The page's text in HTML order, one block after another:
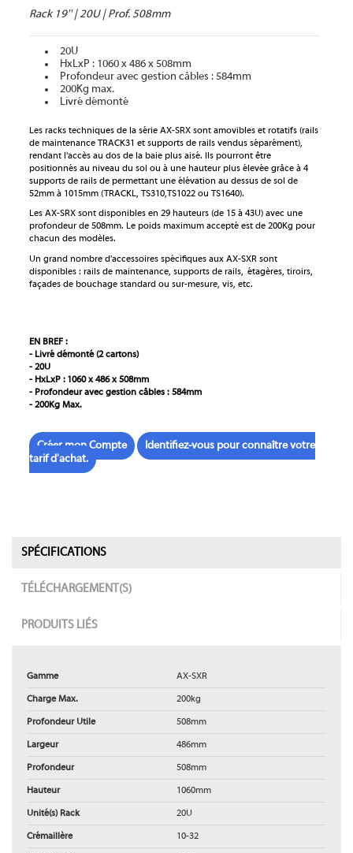
Rack 19'' | 20U | Prof. 508mm
20U
HxLxP : 1060 x 486 x 508mm
Profondeur avec gestion câbles : 584mm
200Kg max.
Livré démonté
Les racks techniques de la série AX-SRX sont amovibles et rotatifs (rails
de maintenance TRACK31 et supports de rails vendus séparément),
rendant l'accès au dos de la baie plus aisé. Ils pourront être
positionnés au niveau du sol ou à une hauteur plus élevée grâce à 4
supports de rails de permettant une élévation au dessus de sol de
52mm à 1015mm (TRACKL, TS310,TS1022 ou TS1640).
Les AX-SRX sont disponibles en 29 hauteurs (de 15 à 43U) avec une
profondeur de 508mm. Le poids maximum accepté est de 200Kg pour
chacun des modèles.
Un grand nombre d'accessoires spécifiques aux AX-SXR sont
disponibles : rails de maintenance, supports de rails, étagères, tiroirs,
façades de bouchage standard ou sur-mesure, vis, etc.
EN BREF :
- Livré démonté (2 cartons)
- 20U
- HxLxP : 1060 x 486 x 508mm
- Profondeur avec gestion câbles : 584mm
- 200Kg Max.
Créer mon Compte
Identifiez-vous pour connaître votre
tarif d'achat.
SPÉCIFICATIONS
TÉLÉCHARGEMENT(S)
PRODUITS LIÉS
Gamme AX-SXR
Charge Max. 200kg
Profondeur Utile 508mm
Largeur 486mm
Profondeur 508mm
Hauteur 1060mm
Unité(s) Rack 20U
Crémaillère 10-32